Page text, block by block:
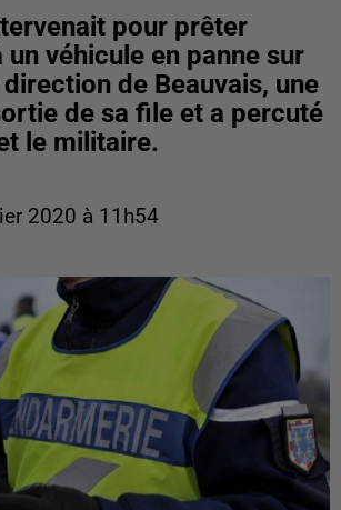
pour prêter
un véhicule en panne sur
direction de Beauvais, une
de sa file et a percuté
le militaire.
2020 à 11h54